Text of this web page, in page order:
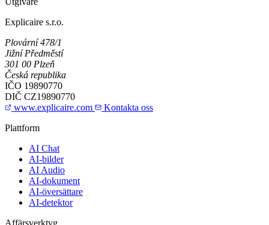
Explicaire s.r.o.
Plovární 478/1
Jižní Předměstí
301 00 Plzeň
Česká republika
IČO 19890770
DIČ CZ19890770
www.explicaire.com
Kontakta oss
Plattform
AI Chat
AI-bilder
AI Audio
AI-dokument
AI-översättare
AI-detektor